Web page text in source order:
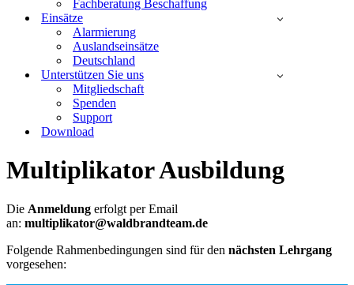
Fachberatung Beschaffung
Einsätze
Alarmierung
Auslandseinsätze
Deutschland
Unterstützen Sie uns
Mitgliedschaft
Spenden
Support
Download
Multiplikator Ausbildung
Die Anmeldung erfolgt per Email
an: multiplikator@waldbrandteam.de
Folgende Rahmenbedingungen sind für den nächsten Lehrgang
vorgesehen: